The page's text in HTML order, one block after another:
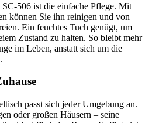
506 ist die einfache Pflege. Mit
können Sie ihn reinigen und von
Ein feuchtes Tuch genügt, um
Zustand zu halten. So bleibt mehr
im Leben, anstatt sich um die
passt sich jeder Umgebung an.
oder großen Häusern – seine